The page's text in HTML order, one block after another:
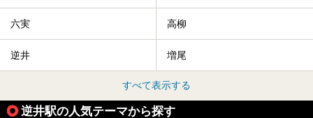
六実 高柳
逆井 増尾
すべて表示する
逆井駅の人気テーマから探す